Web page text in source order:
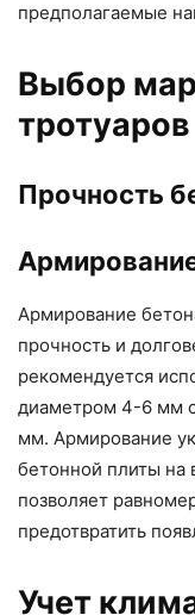
предполагаемые
Выбор
тротуаров
Прочность
Армирование
прочность и
рекомендуется
диаметром 4-6 мм
мм. Армирование
бетонной плиты на
позволяет
предотвратить
Учет